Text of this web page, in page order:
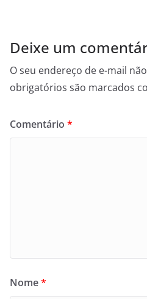
Deixe um
O seu endereço de e-mail
obrigatórios são marcados
Comentário *
Nome*